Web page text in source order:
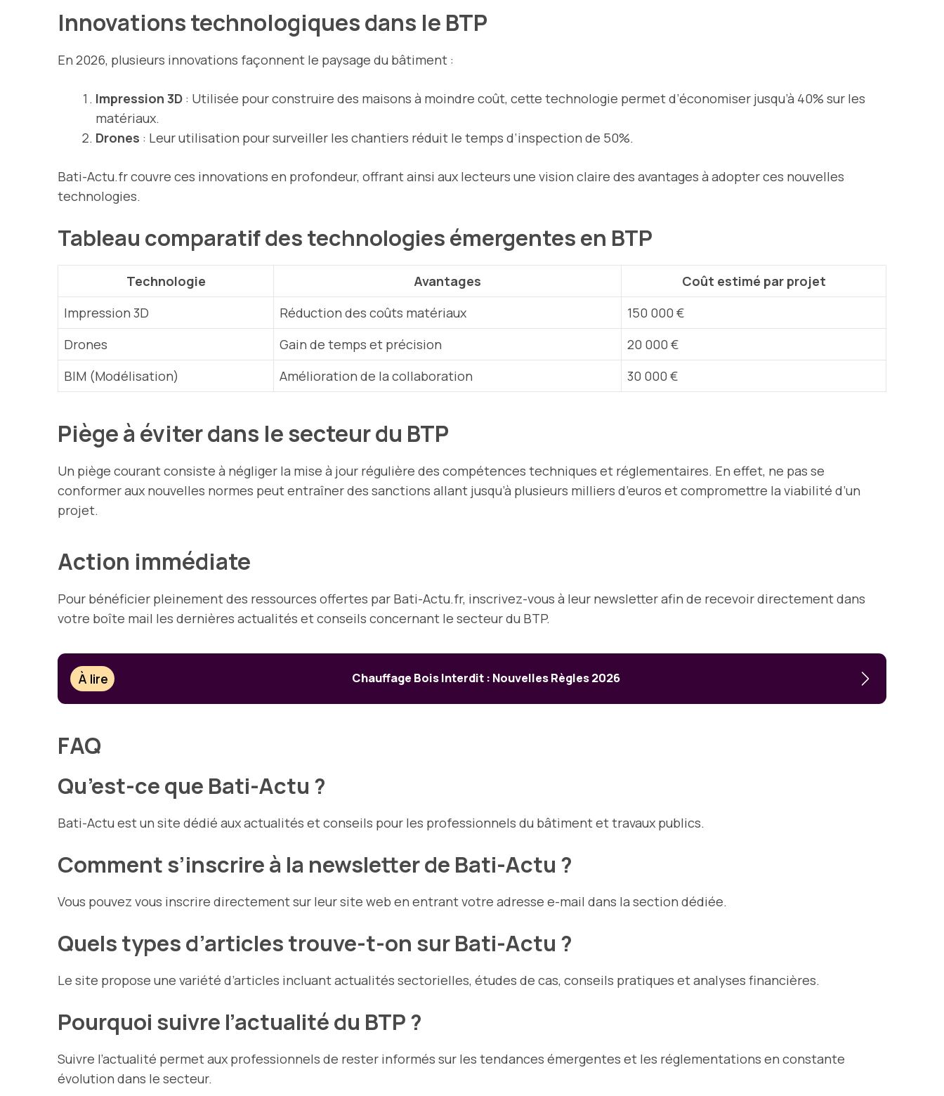
Innovations technologiques dans le BTP
En 2026, plusieurs innovations façonnent le paysage du bâtiment :
Impression 3D : Utilisée pour construire des maisons à moindre coût, cette technologie permet d’économiser jusqu’à 40% sur les
matériaux.
Drones : Leur utilisation pour surveiller les chantiers réduit le temps d’inspection de 50%.
Bati-Actu.fr couvre ces innovations en profondeur, offrant ainsi aux lecteurs une vision claire des avantages à adopter ces nouvelles
technologies.
Tableau comparatif des technologies émergentes en BTP
Technologie Avantages
Coût estimé par projet
Impression 3D
Réduction des coûts matériaux
150 000 €
Drones
Gain de temps et précision
20 000 €
BIM (Modélisation)
Amélioration de la collaboration 30 000 €
Piège à éviter dans le secteur du BTP
Un piège courant consiste à négliger la mise à jour régulière des compétences techniques et réglementaires. En effet, ne pas se
conformer aux nouvelles normes peut entraîner des sanctions allant jusqu’à plusieurs milliers d’euros et compromettre la viabilité d’un
projet.
Action immédiate
Pour bénéficier pleinement des ressources offertes par Bati-Actu.fr, inscrivez-vous à leur newsletter afin de recevoir directement dans
votre boîte mail les dernières actualités et conseils concernant le secteur du BTP.
À lire Chauffage Bois Interdit : Nouvelles Règles 2026
FAQ
Qu’est-ce que Bati-Actu ?
Bati-Actu est un site dédié aux actualités et conseils pour les professionnels du bâtiment et travaux publics.
Comment s’inscrire à la newsletter de Bati-Actu ?
Vous pouvez vous inscrire directement sur leur site web en entrant votre adresse e-mail dans la section dédiée.
Quels types d’articles trouve-t-on sur Bati-Actu ?
Le site propose une variété d’articles incluant actualités sectorielles, études de cas, conseils pratiques et analyses financières.
Pourquoi suivre l’actualité du BTP ?
Suivre l’actualité permet aux professionnels de rester informés sur les tendances émergentes et les réglementations en constante
évolution dans le secteur.